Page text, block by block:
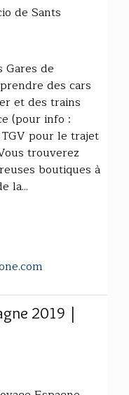
de Sants
Gares de
des cars
et des trains
(pour info :
pour le trajet
trouverez
boutiques à
la...
2019 |